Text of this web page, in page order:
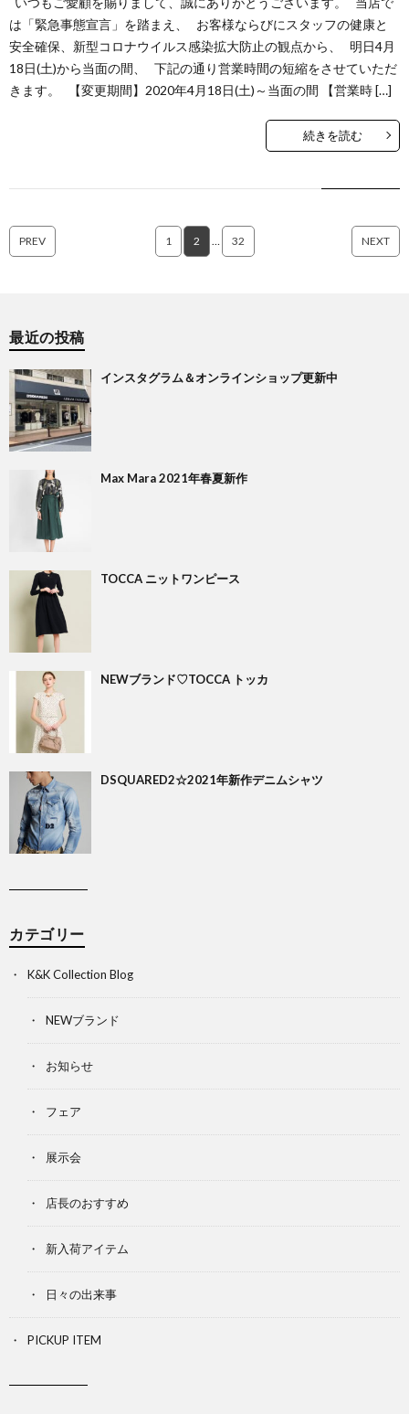
は「緊急事態宣言」を踏まえ、 お客様ならびにスタッフの健康と
安全確保、新型コロナウイルス感染拡大防止の観点から、 明日4月
18日(土)から当面の間、 下記の通り営業時間の短縮をさせていただ
きます。 【変更期間】2020年4月18日(土)～当面の間 【営業時 […]
続きを読む
PREV 1 2 32 NEXT
最近の投稿
インスタグラム＆オンラインショップ更新中
Max Mara 2021年春夏新作
TOCCA ニットワンピース
NEWブランド♡TOCCA トッカ
DSQUARED2☆2021年新作デニムシャツ
カテゴリー
K&K Collection Blog
NEWブランド
お知らせ
フェア
展示会
店長のおすすめ
新入荷アイテム
日々の出来事
PICKUP ITEM